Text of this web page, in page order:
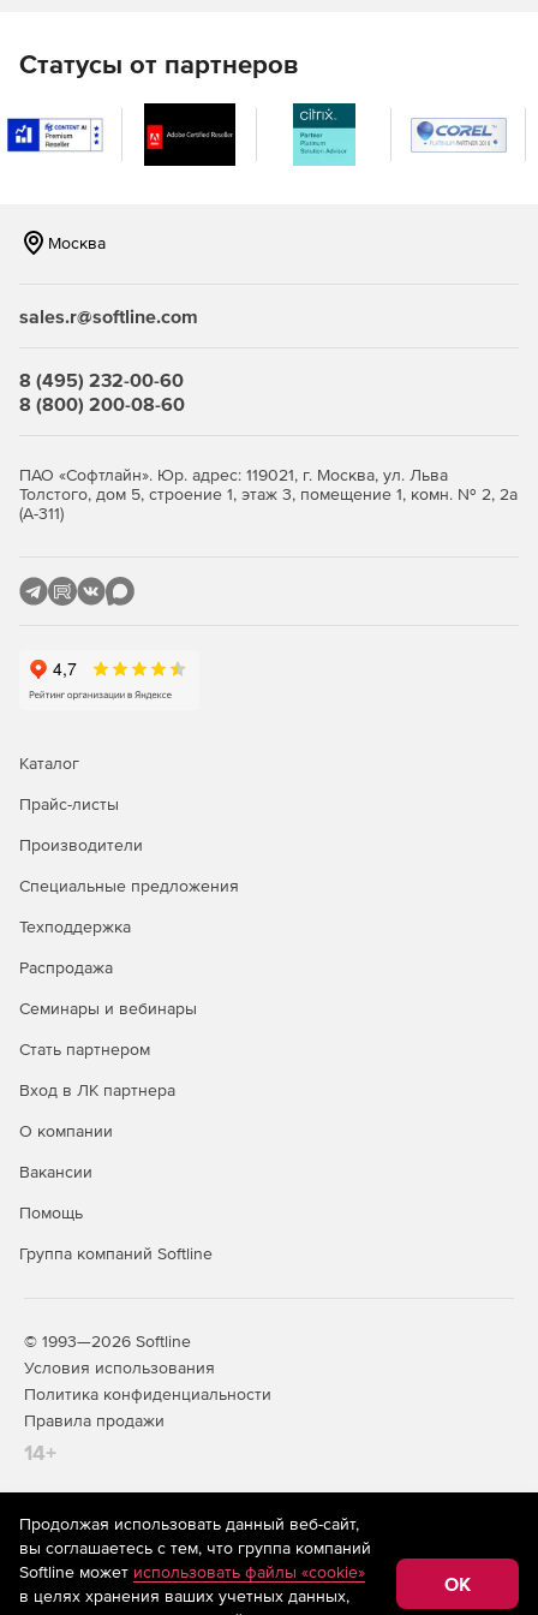
делегировать эти роли техническим специалистам, чтобы
снизить нагрузку на администратора.
Автоматизация
время и усилия с помощью инструмента автоматизации
Microsoft 365.
Статусы от партнеров
Москва
sales.r@softline.com
8 (495) 232-00-60
8 (800) 200-08-60
ПАО «Софтлайн». Юр. адрес: 119021, г. Москва, ул. Льва
Толстого, дом 5, строение 1, этаж 3, помещение 1, комн. № 2, 2а
(А-311)
Каталог
Прайс-листы
Производители
Специальные предложения
Техподдержка
Распродажа
Семинары и вебинары
Стать партнером
Вход в ЛК партнера
О компании
Вакансии
Помощь
Группа компаний Softline
© 1993—2026 Softline
Условия использования
Политика конфиденциальности
Правила продажи
14+
На информационном ресурсе store.softline.ru применяются
рекомендательные технологии(информационные технологии
предоставления информации на основе сбора,
систематизации и анализа сведений, относящихся к
Продолжая использовать данный веб-сайт,
вы соглашаетесь с тем, что группа компаний
Softline может использовать файлы «cookie»
в целях хранения ваших учетных данных,
OK